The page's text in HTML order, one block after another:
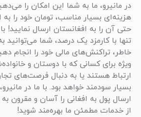
در مانیرو، ما به شما این امکان را
هزینه‌ای بسیار مناسب، تومان خود را به
حتی آن را به افغانستان ارسال نمایید!
تنها با کارمزد یک درصد، شما می‌توانید
خاطر، تراکنش‌های مالی خود را انجام
ویژه برای کسانی که با دوستان و
ارتباط هستند یا به دنبال فرصت‌های
بسیار سودمند خواهد بود. با ما در
ارسال پول به افغانی را آسان و مقرون
از خدمات مطمئن ما بهره‌مند شوید!